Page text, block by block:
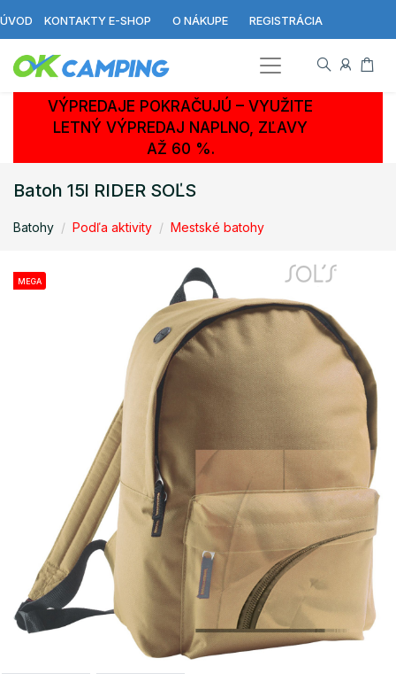
ÚVOD KONTAKTY E-SHOP O NÁKUPE REGISTRÁCIA
VÝPREDAJE POKRAČUJÚ – VYUŽITE
LETNÝ VÝPREDAJ NAPLNO, ZĽAVY
AŽ 60 %.
Batoh 15l RIDER SOĽS
Batohy Podľa aktivity Mestské batohy
MEGA